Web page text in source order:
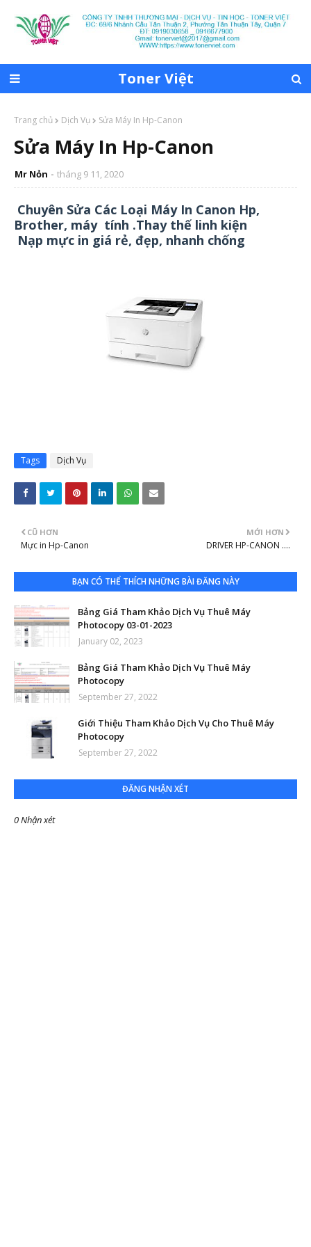
Toner Việt
Trang chủ Dịch Vụ Sửa Máy In Hp-Canon
Sửa Máy In Hp-Canon
Mr Nỏn tháng 9 11, 2020
Chuyên Sửa Các Loại Máy In Canon Hp,
Brother, máy tính .Thay thế linh kiện
Nạp mực in giá rẻ, đẹp, nhanh chống
Tags Dịch Vụ
MỚI HƠN
DRIVER HP-CANON ....
CŨ HƠN
Mực in Hp-Canon
BẠN CÓ THỂ THÍCH NHỮNG BÀI ĐĂNG NÀY
Bảng Giá Tham Khảo Dịch Vụ Thuê Máy
Photocopy 03-01-2023
January 02, 2023
Bảng Giá Tham Khảo Dịch Vụ Thuê Máy
Photocopy
September 27, 2022
Giới Thiệu Tham Khảo Dịch Vụ Cho Thuê Máy
Photocopy
September 27, 2022
ĐĂNG NHẬN XÉT
0 Nhận xét